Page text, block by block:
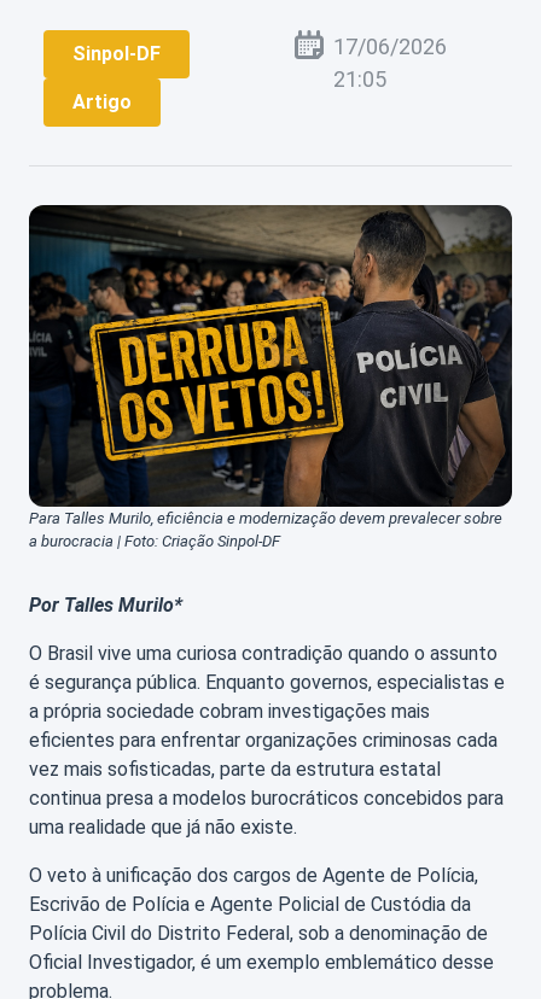
Sinpol-DF
Artigo
17/06/2026
21:05
Para Talles Murilo, eficiência e modernização devem prevalecer sobre
a burocracia | Foto: Criação Sinpol-DF
Por Talles Murilo*
O Brasil vive uma curiosa contradição quando o assunto
é segurança pública. Enquanto governos, especialistas e
a própria sociedade cobram investigações mais
eficientes para enfrentar organizações criminosas cada
vez mais sofisticadas, parte da estrutura estatal
continua presa a modelos burocráticos concebidos para
uma realidade que já não existe.
O veto à unificação dos cargos de Agente de Polícia,
Escrivão de Polícia e Agente Policial de Custódia da
Polícia Civil do Distrito Federal, sob a denominação de
Oficial Investigador, é um exemplo emblemático desse
problema.